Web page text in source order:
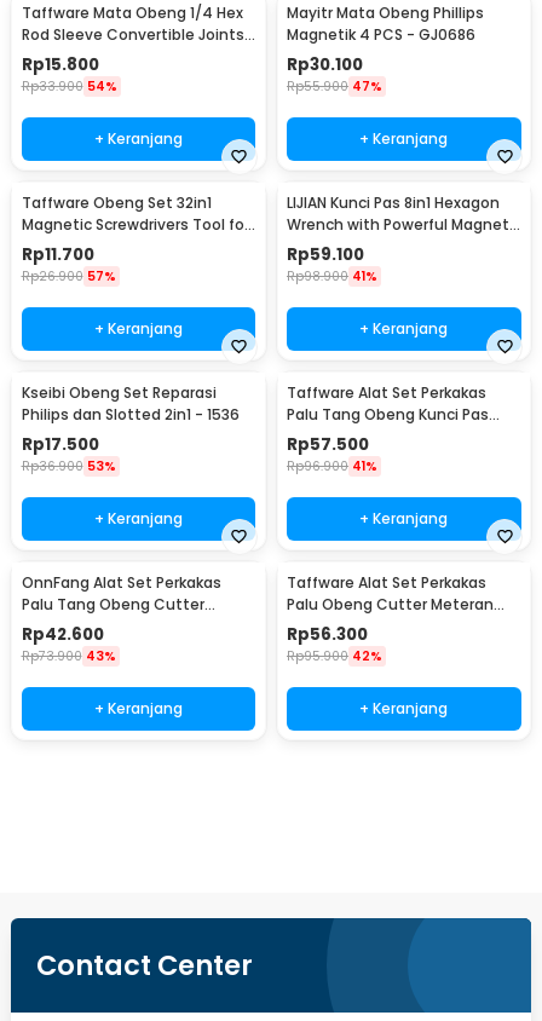
Taffware Mata Obeng 1/4 Hex
Rod Sleeve Convertible Joints
8 PCS
Rp15.800
Rp33.900 54%
+ Keranjang
Mayitr Mata Obeng Phillips
Magnetik 4 PCS - GJ0686
Rp30.100
Rp55.900 47%
+ Keranjang
Taffware Obeng Set 32in1
Magnetic Screwdrivers Tool for
Smartphone - 7089C
Rp11.700
Rp26.900 57%
+ Keranjang
LIJIAN Kunci Pas 8in1 Hexagon
Wrench with Powerful Magnet
- LJ21
Rp59.100
Rp98.900 41%
+ Keranjang
Kseibi Obeng Set Reparasi
Philips dan Slotted 2in1 - 1536
Rp17.500
Rp36.900 53%
+ Keranjang
Taffware Alat Set Perkakas
Palu Tang Obeng Kunci Pas
15in1 - YL-8016
Rp57.500
Rp96.900 41%
+ Keranjang
OnnFang Alat Set Perkakas
Palu Tang Obeng Cutter
Meteran 8in1 - YL-8009A
Rp42.600
Rp73.900 43%
+ Keranjang
Taffware Alat Set Perkakas
Palu Obeng Cutter Meteran
8in1
Rp56.300
Rp95.900 42%
+ Keranjang
Contact Center